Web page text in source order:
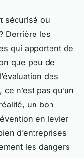
sécurisé ou
Derrière les
qui apportent de
que peu de
des
n’est pas qu’un
un bon
en levier
d’entreprises
les dangers